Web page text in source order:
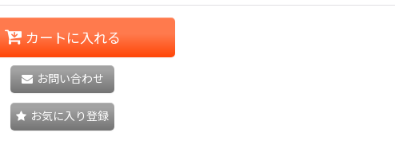
カートに入れる
お問い合わせ
お気に入り登録